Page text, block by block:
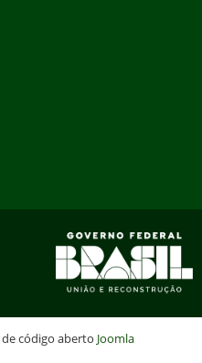
código aberto Joomla